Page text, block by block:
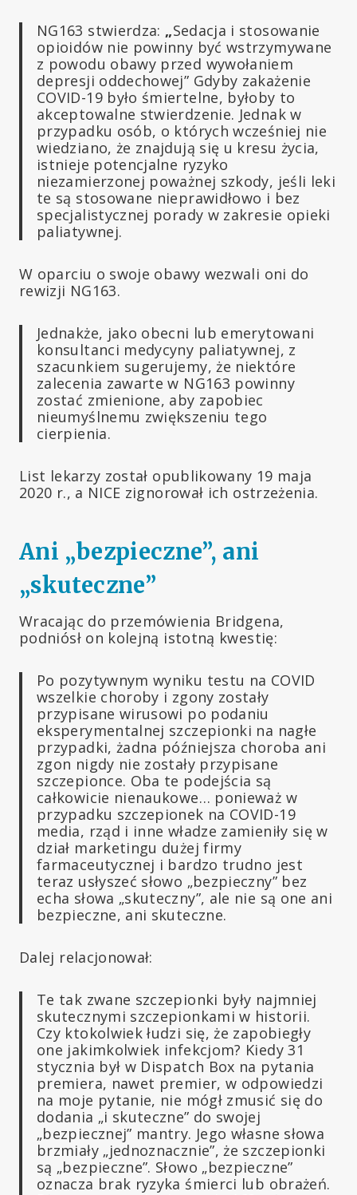
NG163 stwierdza: „Sedacja i stosowanie
opioidów nie powinny być wstrzymywane
z powodu obawy przed wywołaniem
depresji oddechowej” Gdyby zakażenie
COVID-19 było śmiertelne, byłoby to
akceptowalne stwierdzenie. Jednak w
przypadku osób, o których wcześniej nie
wiedziano, że znajdują się u kresu życia,
istnieje potencjalne ryzyko
niezamierzonej poważnej szkody, jeśli leki
te są stosowane nieprawidłowo i bez
specjalistycznej porady w zakresie opieki
paliatywnej.
W oparciu o swoje obawy wezwali oni do
rewizji NG163.
Jednakże, jako obecni lub emerytowani
konsultanci medycyny paliatywnej, z
szacunkiem sugerujemy, że niektóre
zalecenia zawarte w NG163 powinny
zostać zmienione, aby zapobiec
nieumyślnemu zwiększeniu tego
cierpienia.
List lekarzy został opublikowany 19 maja
2020 r., a NICE zignorował ich ostrzeżenia.
Ani „bezpieczne”, ani
„skuteczne”
Wracając do przemówienia Bridgena,
podniósł on kolejną istotną kwestię:
Po pozytywnym wyniku testu na COVID
wszelkie choroby i zgony zostały
przypisane wirusowi po podaniu
eksperymentalnej szczepionki na nagłe
przypadki, żadna późniejsza choroba ani
zgon nigdy nie zostały przypisane
szczepionce. Oba te podejścia są
całkowicie nienaukowe… ponieważ w
przypadku szczepionek na COVID-19
media, rząd i inne władze zamieniły się w
dział marketingu dużej firmy
farmaceutycznej i bardzo trudno jest
teraz usłyszeć słowo „bezpieczny” bez
echa słowa „skuteczny”, ale nie są one ani
bezpieczne, ani skuteczne.
Dalej relacjonował:
Te tak zwane szczepionki były najmniej
skutecznymi szczepionkami w historii.
Czy ktokolwiek łudzi się, że zapobiegły
one jakimkolwiek infekcjom? Kiedy 31
stycznia był w Dispatch Box na pytania
premiera, nawet premier, w odpowiedzi
na moje pytanie, nie mógł zmusić się do
dodania „i skuteczne” do swojej
„bezpiecznej” mantry. Jego własne słowa
brzmiały „jednoznacznie”, że szczepionki
są „bezpieczne”. Słowo „bezpieczne”
oznacza brak ryzyka śmierci lub obrażeń.